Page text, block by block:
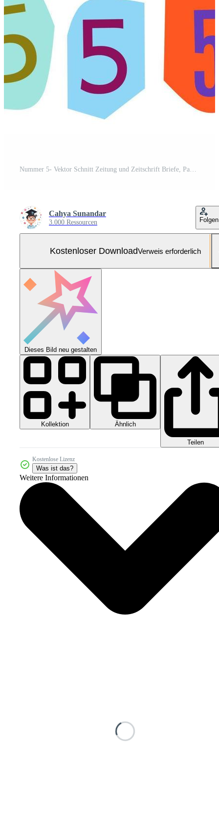
Nummer 5- Vektor Schnitt Zeitung und Zeitschrift Briefe, Papier Stil Lösegeld Hinweis Brief Kostenloser Vektor und Kostenloses SVG
Cahya Sunandar
3.000 Ressourcen Folgen
Kostenloser DownloadVerweis erforderlich
Dieses Bild neu gestalten
Kollektion Ähnlich
Teilen
Kostenlose Lizenz
Was ist das?
Weitere Informationen